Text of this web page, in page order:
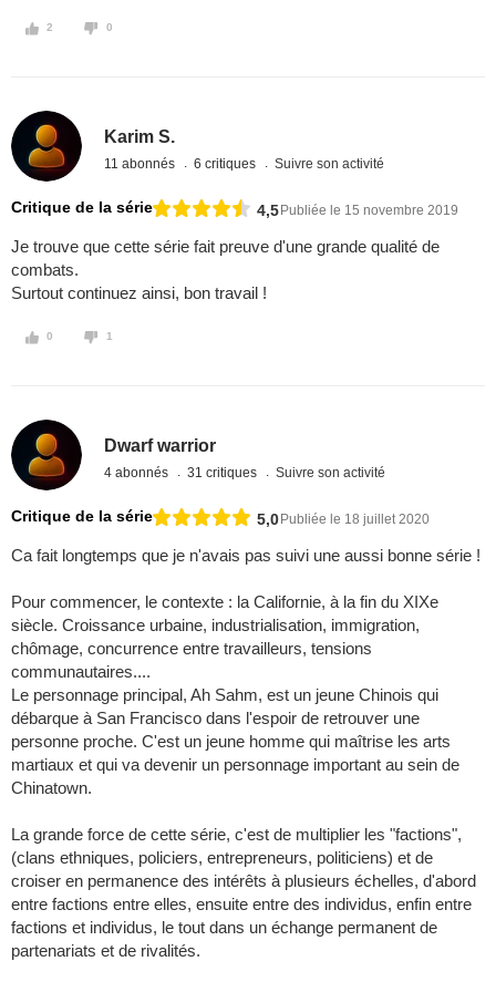
2 0
Karim S.
11 abonnés 6 critiques Suivre son activité
Critique de la série 4,5Publiée le 15 novembre 2019
Je trouve que cette série fait preuve d'une grande qualité de
combats.
Surtout continuez ainsi, bon travail !
0 1
Dwarf warrior
4 abonnés 31 critiques Suivre son activité
Critique de la série 5,0Publiée le 18 juillet 2020
Ca fait longtemps que je n'avais pas suivi une aussi bonne série !
Pour commencer, le contexte : la Californie, à la fin du XIXe
siècle. Croissance urbaine, industrialisation, immigration,
chômage, concurrence entre travailleurs, tensions
communautaires....
Le personnage principal, Ah Sahm, est un jeune Chinois qui
débarque à San Francisco dans l'espoir de retrouver une
personne proche. C'est un jeune homme qui maîtrise les arts
martiaux et qui va devenir un personnage important au sein de
Chinatown.
La grande force de cette série, c'est de multiplier les "factions",
(clans ethniques, policiers, entrepreneurs, politiciens) et de
croiser en permanence des intérêts à plusieurs échelles, d'abord
entre factions entre elles, ensuite entre des individus, enfin entre
factions et individus, le tout dans un échange permanent de
partenariats et de rivalités.